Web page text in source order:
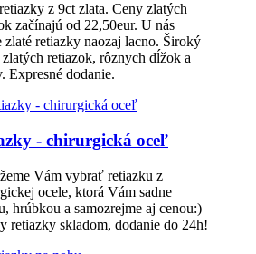
z 9ct zlata. Ceny zlatých
začínajú od 22,50eur. U nás
zlaté retiazky naozaj lacno. Široký
retiazok, rôznych dĺžok a
Expresné dodanie.
- chirurgická oceľ
Vám vybrať retiazku z
ocele, ktorá Vám sadne
hrúbkou a samozrejme aj cenou:)
retiazky skladom, dodanie do 24h!